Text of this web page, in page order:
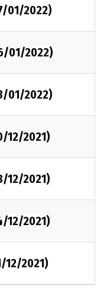
01/2022)
01/2022)
01/2022)
12/2021)
12/2021)
12/2021)
12/2021)